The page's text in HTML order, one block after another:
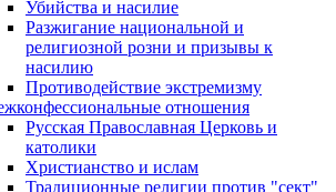
Убийства и насилие
Разжигание национальной и
религиозной розни и призывы к
насилию
Противодействие экстремизму
отношения
Русская Православная Церковь и
католики
Христианство и ислам
Традиционные религии против "сект"